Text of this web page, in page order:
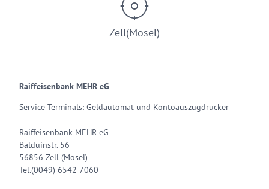
Zell(Mosel)
Raiffeisenbank MEHR eG
Service Terminals: Geldautomat und Kontoauszugdrucker
Raiffeisenbank MEHR eG
Balduinstr. 56
56856 Zell (Mosel)
Tel.(0049) 6542 7060